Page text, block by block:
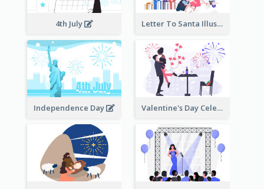
4th July Letter To Santa Illustration
Independence Day Valentine's Day Celebration